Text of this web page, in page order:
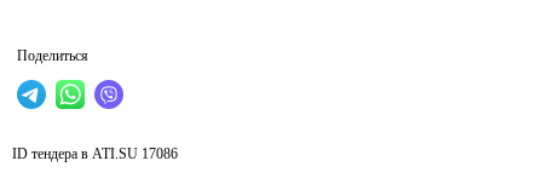
Поделиться
ID тендера в ATI.SU 17086